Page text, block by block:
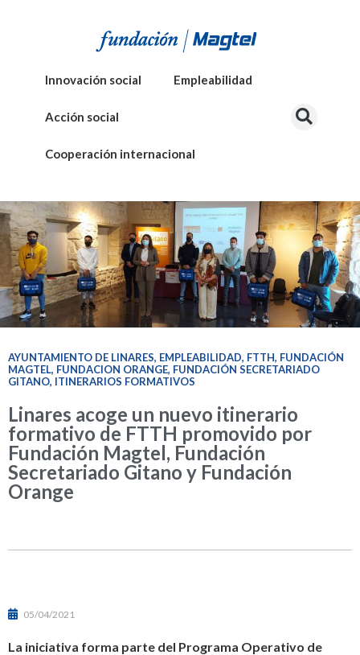
Innovación social Empleabilidad
Acción social
Cooperación internacional
AYUNTAMIENTO DE LINARES, EMPLEABILIDAD, FTTH, FUNDACIÓN
MAGTEL, FUNDACION ORANGE, FUNDACIÓN SECRETARIADO
GITANO, ITINERARIOS FORMATIVOS
Linares acoge un nuevo itinerario
formativo de FTTH promovido por
Fundación Magtel, Fundación
Secretariado Gitano y Fundación
Orange
05/04/2021
La iniciativa forma parte del Programa Operativo de